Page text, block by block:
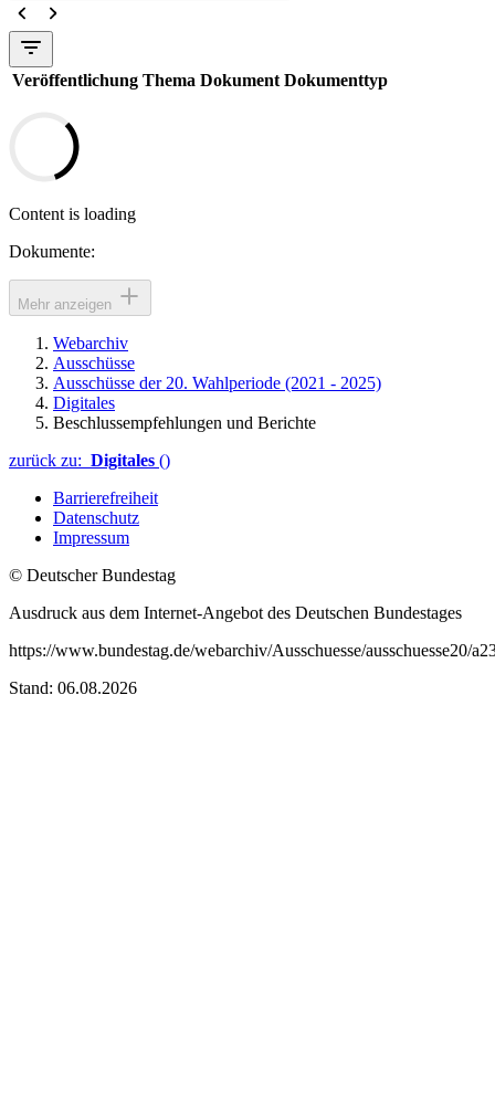
Veröffentlichung Thema Dokument Dokumenttyp
Content is loading
Dokumente:
Mehr anzeigen
Webarchiv
Ausschüsse
Ausschüsse der 20. Wahlperiode (2021 - 2025)
Digitales
Beschlussempfehlungen und Berichte
zurück zu: Digitales ()
Barrierefreiheit
Datenschutz
Impressum
© Deutscher Bundestag
Ausdruck aus dem Internet-Angebot des Deutschen Bundestages
https://www.bundestag.de/webarchiv/Ausschuesse/ausschuesse20/
Stand: 06.08.2026